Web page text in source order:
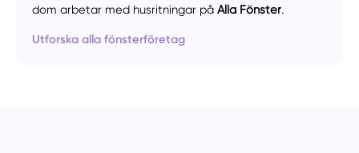
dom arbetar med husritningar påAlla Fönster.
Utforska alla fönsterföretag